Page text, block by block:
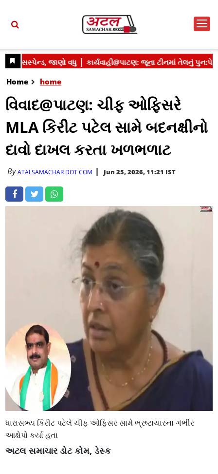
Home home
વિવાદ@પાટણ: ચીફ ઓફિસરે
MLA કિરીટ પટેલ સામે બદનક્ષીનો
દાવો દાખલ કરતા ખળભળાટ
ByATALSAMACHAR DOT COM Jun 25, 2026, 11:21 IST
ધારાસભ્ય કિરીટ પટેલે ચીફ ઓફિસર સામે ભ્રષ્ટાચારના ગંભીર
આક્ષેપો કર્યા હતા
અટલ સમાચાર ડોટ કોમ, ડેસ્ક